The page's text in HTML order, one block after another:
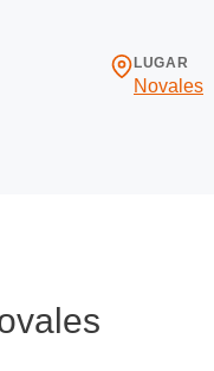
LUGAR
Novales